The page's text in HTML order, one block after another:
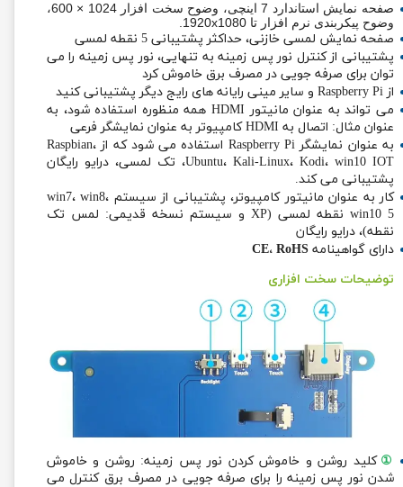
صفحه نمایش استاندارد 7 اینچی، وضوح سخت افزار 1024 × 600،
وضوح پیکربندی نرم افزار تا 1920x1080.
صفحه نمایش لمسی خازنی، حداکثر پشتیبانی 5 نقطه لمسی
پشتیبانی از کنترل نور پس زمینه به تنهایی، نور پس زمینه را می
توان برای صرفه جویی در مصرف برق خاموش کرد
از Raspberry Pi و سایر مینی رایانه های رایج دیگر پشتیبانی کنید
می تواند به عنوان مانیتور HDMI همه منظوره استفاده شود، به
عنوان مثال: اتصال به HDMI کامپیوتر به عنوان نمایشگر فرعی
به عنوان نمایشگر Raspberry Pi استفاده می شود که از Raspbian،
Ubuntu، Kali-Linux، Kodi، win10 IOT، تک لمسی، درایو رایگان
پشتیبانی می کند.
کار به عنوان مانیتور کامپیوتر، پشتیبانی از سیستم win7، win8،
win10 5 نقطه لمسی (XP و سیستم نسخه قدیمی: لمس تک
نقطه)، درایو رایگان
دارای گواهینامه CE، RoHS
توضیحات سخت افزاری
① کلید روشن و خاموش کردن نور پس زمینه: روشن و خاموش
شدن نور پس زمینه را برای صرفه جویی در مصرف برق کنترل می